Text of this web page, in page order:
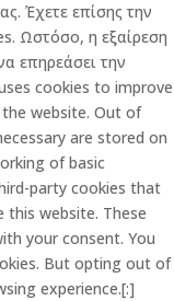
Έχετε επίσης την
Ωστόσο, η εξαίρεση
επηρεάσει την
cookies to improve
website. Out of
are stored on
of basic
party cookies that
this website. These
your consent. You
But opting out of
experience.[:]